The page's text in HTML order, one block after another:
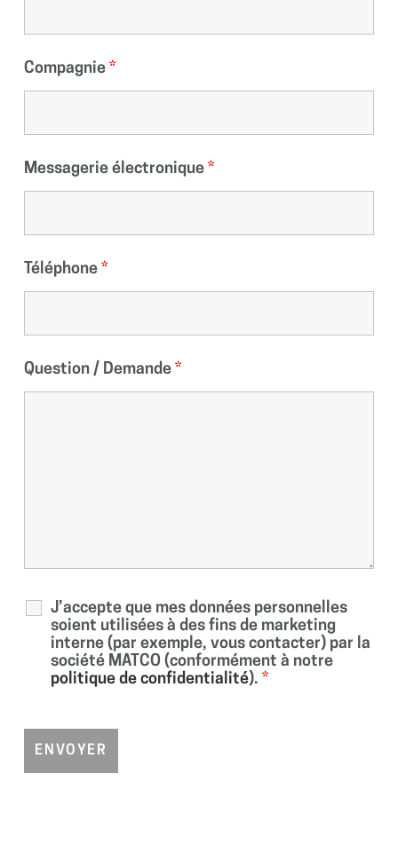
Compagnie*
Messagerie électronique*
Téléphone*
Question / Demande*
J’accepte que mes données personnelles
soient utilisées à des fins de marketing
interne (par exemple, vous contacter) par la
société MATCO (conformément à notre
politique de confidentialité).*